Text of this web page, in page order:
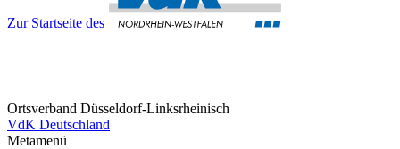
Zur Startseite des
Ortsverband Düsseldorf-Linksrheinisch
VdK Deutschland
Metamenü